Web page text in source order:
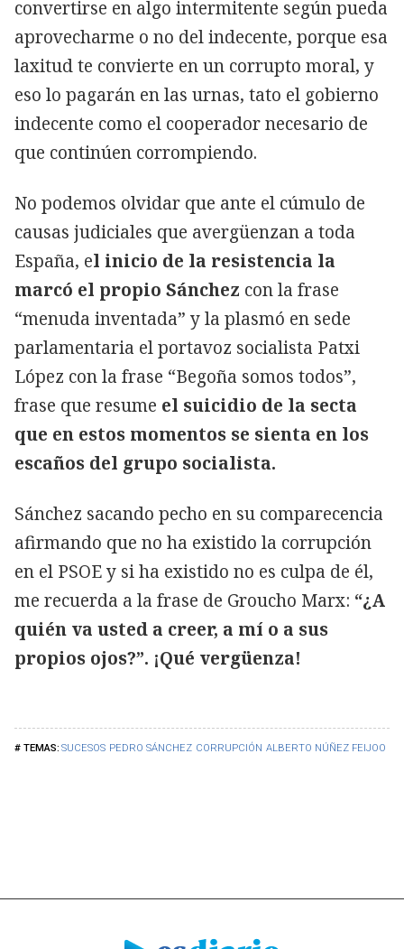
SUCESOS PEDRO SÁNCHEZ CORRUPCIÓN ALBERTO NÚÑEZ FEIJOO
convertirse en algo intermitente según pueda
aprovecharme o no del indecente, porque esa
laxitud te convierte en un corrupto moral, y
eso lo pagarán en las urnas, tato el gobierno
indecente como el cooperador necesario de
que continúen corrompiendo.
No podemos olvidar que ante el cúmulo de
causas judiciales que avergüenzan a toda
España, el inicio de la resistencia la
marcó el propio Sánchez con la frase
“menuda inventada” y la plasmó en sede
parlamentaria el portavoz socialista Patxi
López con la frase “Begoña somos todos”,
frase que resume el suicidio de la secta
que en estos momentos se sienta en los
escaños del grupo socialista.
Sánchez sacando pecho en su comparecencia
afirmando que no ha existido la corrupción
en el PSOE y si ha existido no es culpa de él,
me recuerda a la frase de Groucho Marx: “¿A
quién va usted a creer, a mí o a sus
propios ojos?”. ¡Qué vergüenza!